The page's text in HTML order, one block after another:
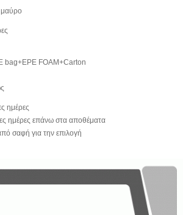
bag+EPE FOAM+Carton
ημέρες
ημέρες επάνω στα αποθέματα
σαφή για την επιλογή